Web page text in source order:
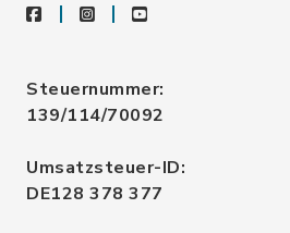
facebookinstagramyoutube
Steuernummer:
139/114/70092
Umsatzsteuer-ID:
DE128 378 377